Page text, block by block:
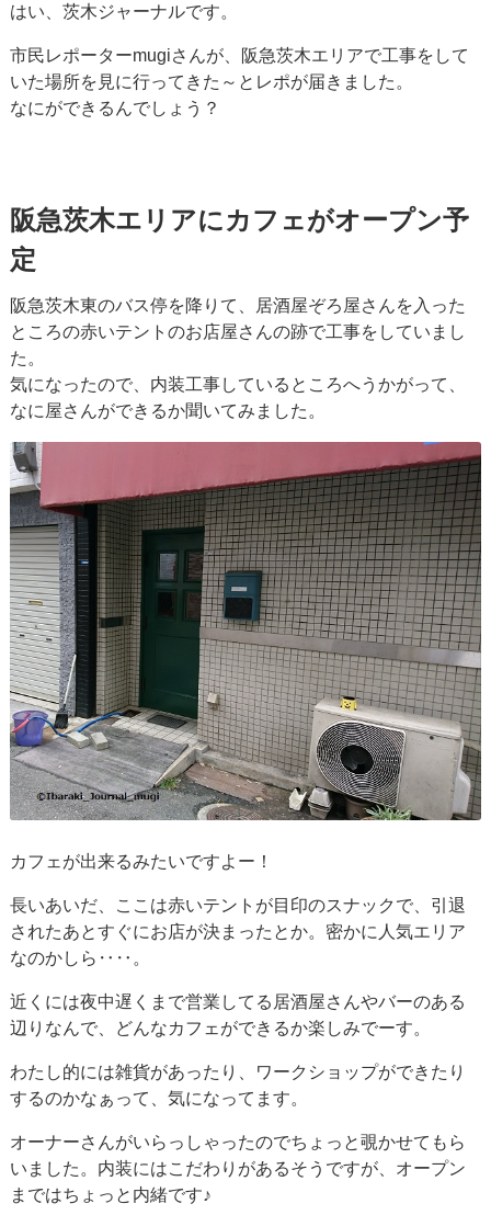
はい、茨木ジャーナルです。
市民レポーターmugiさんが、阪急茨木エリアで工事をして
いた場所を見に行ってきた～とレポが届きました。
なにができるんでしょう？
阪急茨木エリアにカフェがオープン予
定
阪急茨木東のバス停を降りて、居酒屋ぞろ屋さんを入った
ところの赤いテントのお店屋さんの跡で工事をしていまし
た。
気になったので、内装工事しているところへうかがって、
なに屋さんができるか聞いてみました。
カフェが出来るみたいですよー！
長いあいだ、ここは赤いテントが目印のスナックで、引退
されたあとすぐにお店が決まったとか。密かに人気エリア
なのかしら‥‥。
近くには夜中遅くまで営業してる居酒屋さんやバーのある
辺りなんで、どんなカフェができるか楽しみでーす。
わたし的には雑貨があったり、ワークショップができたり
するのかなぁって、気になってます。
オーナーさんがいらっしゃったのでちょっと覗かせてもら
いました。内装にはこだわりがあるそうですが、オープン
まではちょっと内緒です♪